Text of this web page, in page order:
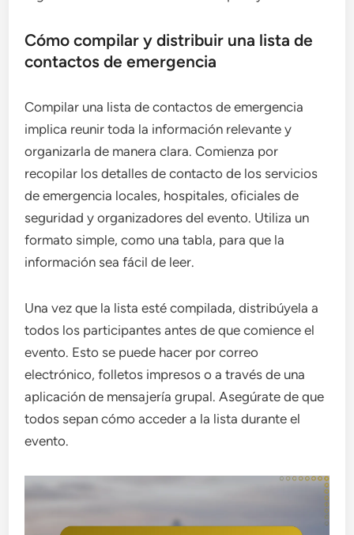
Cómo compilar y distribuir una lista de
contactos de emergencia
Compilar una lista de contactos de emergencia
implica reunir toda la información relevante y
organizarla de manera clara. Comienza por
recopilar los detalles de contacto de los servicios
de emergencia locales, hospitales, oficiales de
seguridad y organizadores del evento. Utiliza un
formato simple, como una tabla, para que la
información sea fácil de leer.
Una vez que la lista esté compilada, distribúyela a
todos los participantes antes de que comience el
evento. Esto se puede hacer por correo
electrónico, folletos impresos o a través de una
aplicación de mensajería grupal. Asegúrate de que
todos sepan cómo acceder a la lista durante el
evento.